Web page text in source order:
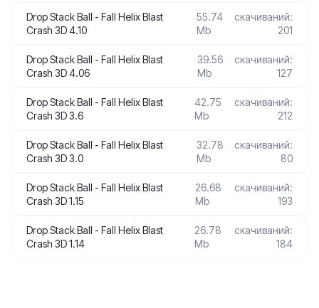
Drop Stack Ball - Fall Helix Blast
Crash 3D 4.10
55.74
Mb
скачиваний:
201
Drop Stack Ball - Fall Helix Blast
Crash 3D 4.06
39.56
Mb
скачиваний:
127
Drop Stack Ball - Fall Helix Blast
Crash 3D 3.6
42.75
Mb
скачиваний:
212
Drop Stack Ball - Fall Helix Blast
Crash 3D 3.0
32.78
Mb
скачиваний:
80
Drop Stack Ball - Fall Helix Blast
Crash 3D 1.15
26.68
Mb
скачиваний:
193
Drop Stack Ball - Fall Helix Blast
Crash 3D 1.14
26.78
Mb
скачиваний:
184